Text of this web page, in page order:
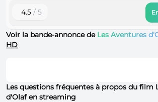
4.5 / 5
Voir la bande-annonce de Les Aventures
HD
Les questions fréquentes à propos du film
d'Olaf en streaming